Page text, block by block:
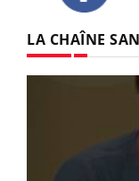
LA CHAÎNE